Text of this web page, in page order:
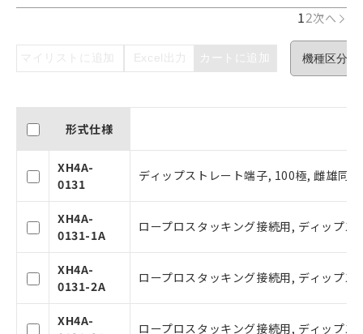
12次へ
マイリストに追加 Excel出力 カートに追加
形式仕様
XH4A-
0131
ディップストレート端子, 100極, 雌雄同
XH4A-
0131-1A
ロープロスタッキング接続用, ディップ
XH4A-
0131-2A
ロープロスタッキング接続用, ディップ
XH4A-
ロープロスタッキング接続用, ディップ